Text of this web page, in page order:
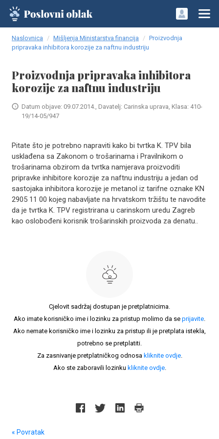
Naslovnica Mišljenja Ministarstva financija
Proizvodnja
pripravaka inhibitora korozije za naftnu industriju
Proizvodnja pripravaka inhibitora
korozije za naftnu industriju
Datum objave: 09.07.2014., Davatelj: Carinska uprava, Klasa: 410-
19/14-05/947
Pitate što je potrebno napraviti kako bi tvrtka K. TPV bila
usklađena sa Zakonom o trošarinama i Pravilnikom o
trošarinama obzirom da tvrtka namjerava proizvoditi
pripravke inhibitore korozije za naftnu industriju a jedan od
sastojaka inhibitora korozije je metanol iz tarifne oznake KN
2905 11 00 kojeg nabavljate na hrvatskom tržištu te navodite
da je tvrtka K. TPV registrirana u carinskom uredu Zagreb
kao oslobođeni korisnik trošarinskih proizvoda za denatu..
Cjelovit sadržaj dostupan je pretplatnicima.
Ako imate korisničko ime i lozinku za pristup molimo da se prijavite.
Ako nemate korisničko ime i lozinku za pristup ili je pretplata istekla,
potrebno se pretplatiti.
Za zasnivanje pretplatničkog odnosa kliknite ovdje.
Ako ste zaboravili lozinku kliknite ovdje.
« Povratak